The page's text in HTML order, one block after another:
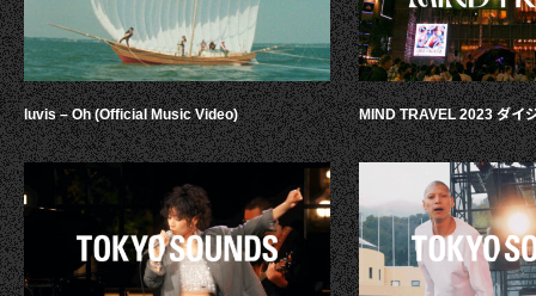
luvis – Oh (Official Music Video) MIND TRAVEL 2023 ダイ